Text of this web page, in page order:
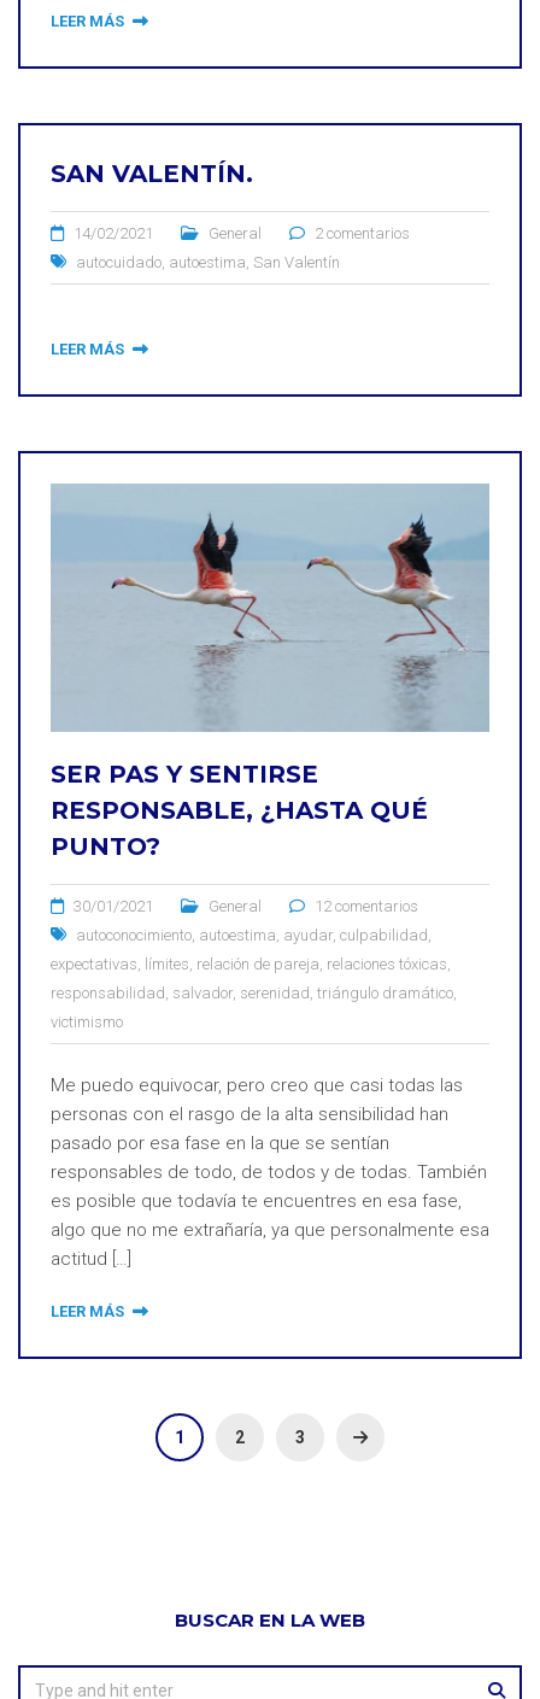
LEER MÁS
SAN VALENTÍN.
14/02/2021 General
2 comentarios
autocuidado autoestima San Valentín
LEER MÁS
SER PAS Y SENTIRSE
RESPONSABLE, ¿HASTA QUÉ
PUNTO?
30/01/2021 General
12 comentarios
autoconocimiento autoestima ayudar, culpabilidad
expectativas
límites relación de pareja relaciones tóxicas
responsabilidad salvador, serenidad triángulo dramático
victimismo
Me puedo equivocar, pero creo que casi todas las
personas con el rasgo de la alta sensibilidad han
pasado por esa fase en la que se sentían
responsables de todo, de todos y de todas. También
es posible que todavía te encuentres en esa fase,
algo que no me extrañaría, ya que personalmente esa
actitud […]
LEER MÁS
1 2 3
BUSCAR EN LA WEB